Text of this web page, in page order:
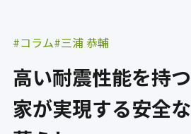
コラム 三浦 恭輔
高い耐震性能を持つ
家が実現する安全な